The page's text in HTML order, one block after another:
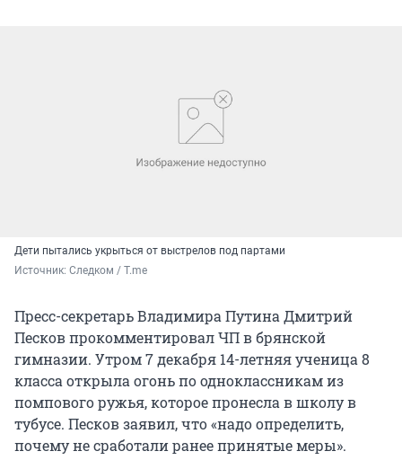
Дети пытались укрыться от выстрелов под партами
Источник: Следком / T.me
Пресс-секретарь Владимира Путина Дмитрий
Песков прокомментировал ЧП в брянской
гимназии. Утром 7 декабря 14-летняя ученица 8
класса открыла огонь по одноклассникам из
помпового ружья, которое пронесла в школу в
тубусе. Песков заявил, что «надо определить,
почему не сработали ранее принятые меры».